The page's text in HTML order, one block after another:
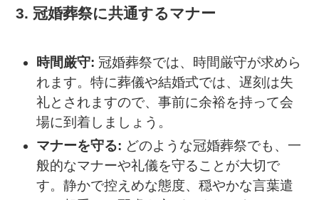
3. 冠婚葬祭に共通するマナー
時間厳守: 冠婚葬祭では、時間厳守が求めら
れます。特に葬儀や結婚式では、遅刻は失
礼とされますので、事前に余裕を持って会
場に到着しましょう。
マナーを守る: どのような冠婚葬祭でも、一
般的なマナーや礼儀を守ることが大切で
す。静かで控えめな態度、穏やかな言葉遣